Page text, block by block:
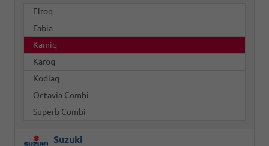
Elroq
Fabia
Kamiq
Karoq
Kodiaq
Octavia Combi
Superb Combi
Suzuki